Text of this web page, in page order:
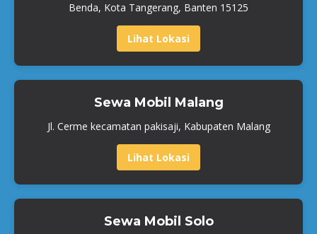
Benda, Kota Tangerang, Banten 15125
Lihat Lokasi
Sewa Mobil Malang
Jl. Cerme kecamatan pakisaji, Kabupaten Malang
Lihat Lokasi
Sewa Mobil Solo